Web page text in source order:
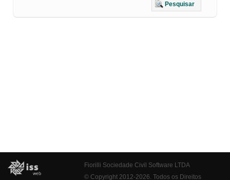
Pesquisar
Fiorilli Sociedade Civil Software LTDA
© Copyright 2012-2026. Todos os Direitos